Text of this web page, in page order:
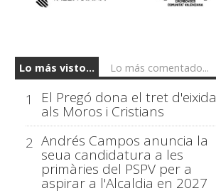
Lo más visto... Lo más comentado...
1 El Pregó dona el tret d'eixida
als Moros i Cristians
2 Andrés Campos anuncia la
seua candidatura a les
primàries del PSPV per a
aspirar a l'Alcaldia en 2027